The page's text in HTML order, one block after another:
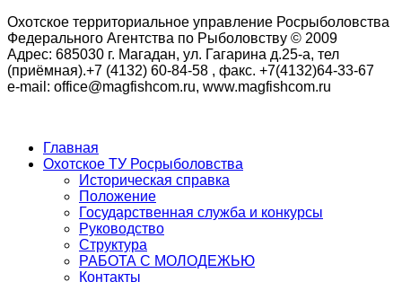
Охотское территориальное управление Росрыболовства
Федерального Агентства по Рыболовству © 2009
Адрес: 685030 г. Магадан, ул. Гагарина д.25-а, тел
(приёмная).+7 (4132) 60-84-58 , факс. +7(4132)64-33-67
e-mail: office@magfishcom.ru, www.magfishcom.ru
Главная
Охотское ТУ Росрыболовства
Историческая справка
Положение
Государственная служба и конкурсы
Руководство
Структура
РАБОТА С МОЛОДЕЖЬЮ
Контакты